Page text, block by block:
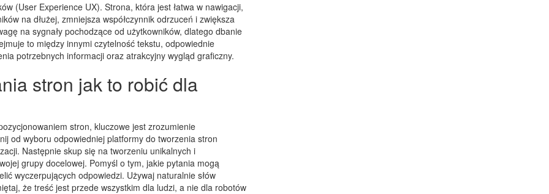
(User Experience UX). Strona, która jest łatwa w nawigacji,
na dłużej, zmniejsza współczynnik odrzuceń i zwiększa
na sygnały pochodzące od użytkowników, dlatego dbanie
to między innymi czytelność tekstu, odpowiednie
potrzebnych informacji oraz atrakcyjny wygląd graficzny.
stron jak to robić dla
stron, kluczowe jest zrozumienie
od wyboru odpowiedniej platformy do tworzenia stron
Następnie skup się na tworzeniu unikalnych i
grupy docelowej. Pomyśl o tym, jakie pytania mogą
wyczerpujących odpowiedzi. Używaj naturalnie słów
że treść jest przede wszystkim dla ludzi, a nie dla robotów